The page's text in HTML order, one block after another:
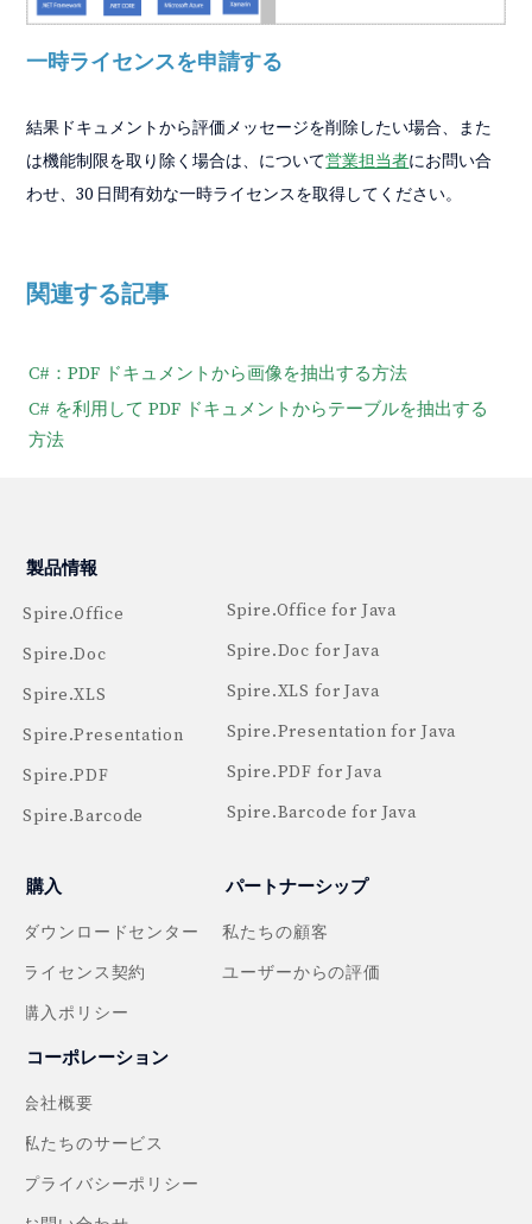
一時ライセンスを申請する
結果ドキュメントから評価メッセージを削除したい場合、また
は機能制限を取り除く場合は、について営業担当者にお問い合
わせ、30 日間有効な一時ライセンスを取得してください。
関連する記事
C#：PDF ドキュメントから画像を抽出する方法
C# を利用して PDF ドキュメントからテーブルを抽出する
方法
製品情報
Spire.Office
Spire.Doc
Spire.XLS
Spire.Presentation
Spire.PDF
Spire.Barcode
Spire.Office for Java
Spire.Doc for Java
Spire.XLS for Java
Spire.Presentation for Java
Spire.PDF for Java
Spire.Barcode for Java
購入
ダウンロードセンター
ライセンス契約
購入ポリシー
パートナーシップ
私たちの顧客
ユーザーからの評価
コーポレーション
会社概要
私たちのサービス
プライバシーポリシー